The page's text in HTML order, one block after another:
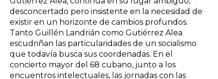
desconcertado pero insistente en la necesidad de
existir en un horizonte de cambios profundos.
Tanto Guillén Landrián como Gutiérrez Alea
escudriñan las particularidades de un socialismo
que todavía busca sus coordenadas. En el
concierto mayor del 68 cubano, junto a los
encuentros intelectuales, las jornadas con las